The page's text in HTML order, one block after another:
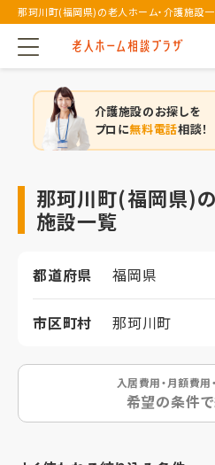
那珂川町(福岡県)の老人ホーム・介護施設
介護施設のお探しを
プロに無料電話相談！
那珂川町(福岡県)
施設一覧
都道府県 福岡県
市区町村 那珂川町
入居費用・月額費用
希望の条件